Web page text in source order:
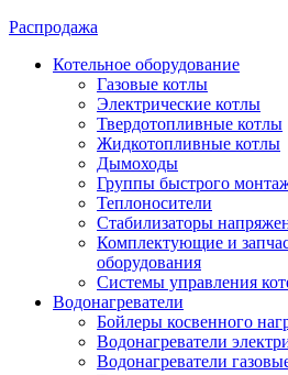
Распродажа
Котельное оборудование
Газовые котлы
Электрические котлы
Твердотопливные котлы
Жидкотопливные котлы
Дымоходы
Группы быстрого
Теплоносители
Стабилизаторы
Комплектующие и
оборудования
Системы управления
Водонагреватели
Бойлеры косвенного
Водонагреватели
Водонагреватели